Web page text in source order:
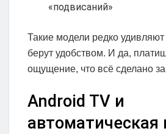
«подвисаний»
Такие модели редко
берут удобством. И да,
ощущение, что всё сделано за
Android TV и
автоматическая